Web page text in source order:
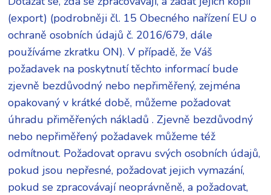
(export) (podrobněji čl. 15 Obecného nařízení EU o
ochraně osobních údajů č. 2016/679, dále
používáme zkratku ON). V případě, že Váš
požadavek na poskytnutí těchto informací bude
zjevně bezdůvodný nebo nepřiměřený, zejména
opakovaný v krátké době, můžeme požadovat
úhradu přiměřených nákladů . Zjevně bezdůvodný
nebo nepřiměřený požadavek můžeme též
odmítnout. Požadovat opravu svých osobních údajů,
pokud jsou nepřesné, požadovat jejich vymazání,
pokud se zpracovávají neoprávněně, a požadovat,